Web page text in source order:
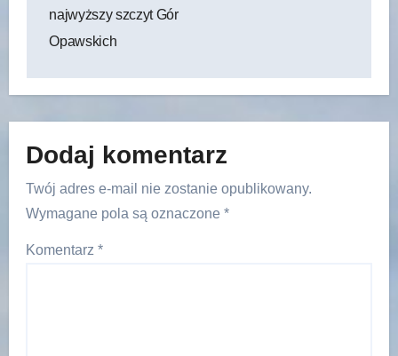
najwyższy szczyt Gór
Opawskich
Dodaj komentarz
Twój adres e-mail nie zostanie opublikowany.
Wymagane pola są oznaczone *
Komentarz *